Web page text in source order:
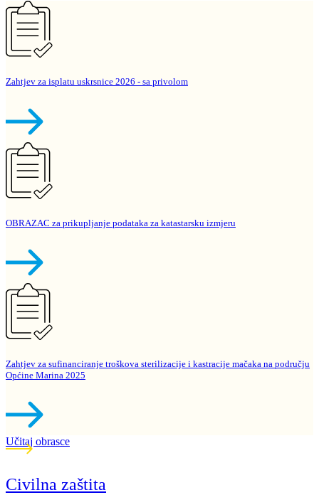
Zahtjev za isplatu uskrsnice 2026 - sa privolom
OBRAZAC za prikupljanje podataka za katastarsku izmjeru
Zahtjev za sufinanciranje troškova sterilizacije i kastracije mačaka na području
Općine Marina 2025
Učitaj obrasce
Civilna zaštita